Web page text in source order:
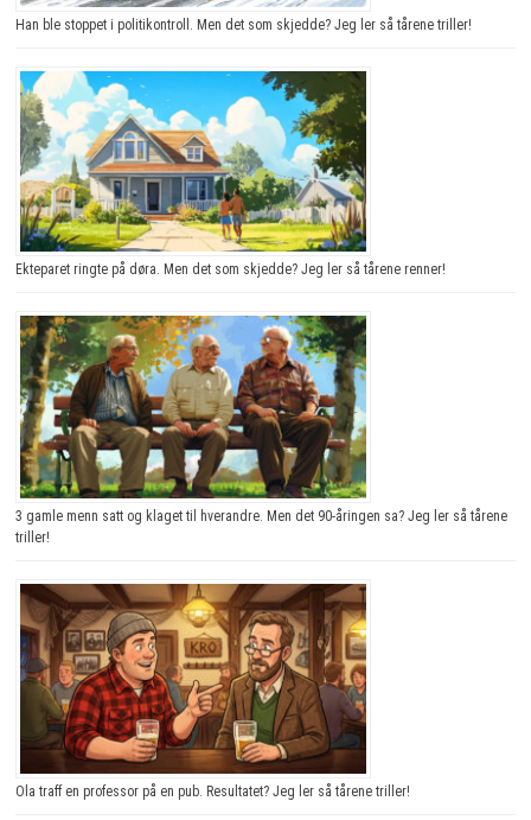
Han ble stoppet i politikontroll. Men det som skjedde? Jeg ler så tårene triller!
Ekteparet ringte på døra. Men det som skjedde? Jeg ler så tårene renner!
3 gamle menn satt og klaget til hverandre. Men det 90-åringen sa? Jeg ler så tårene
triller!
Ola traff en professor på en pub. Resultatet? Jeg ler så tårene triller!